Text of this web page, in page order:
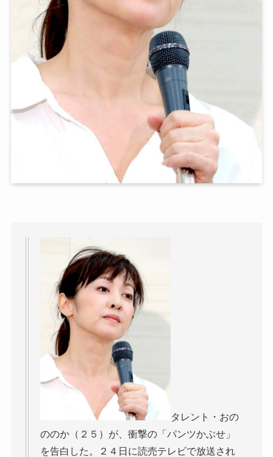
タレント・おの
ののか（２５）が、衝撃の「パンツかぶせ」
を告白した。２４日に読売テレビで放送され